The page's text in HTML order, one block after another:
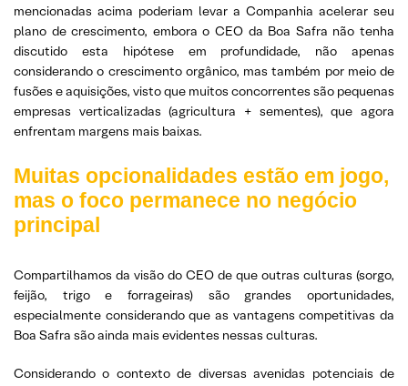
mencionadas acima poderiam levar a Companhia acelerar seu
plano de crescimento, embora o CEO da Boa Safra não tenha
discutido esta hipótese em profundidade, não apenas
considerando o crescimento orgânico, mas também por meio de
fusões e aquisições, visto que muitos concorrentes são pequenas
empresas verticalizadas (agricultura + sementes), que agora
enfrentam margens mais baixas.
Muitas opcionalidades estão em jogo,
mas o foco permanece no negócio
principal
Compartilhamos da visão do CEO de que outras culturas (sorgo,
feijão, trigo e forrageiras) são grandes oportunidades,
especialmente considerando que as vantagens competitivas da
Boa Safra são ainda mais evidentes nessas culturas.
Considerando o contexto de diversas avenidas potenciais de